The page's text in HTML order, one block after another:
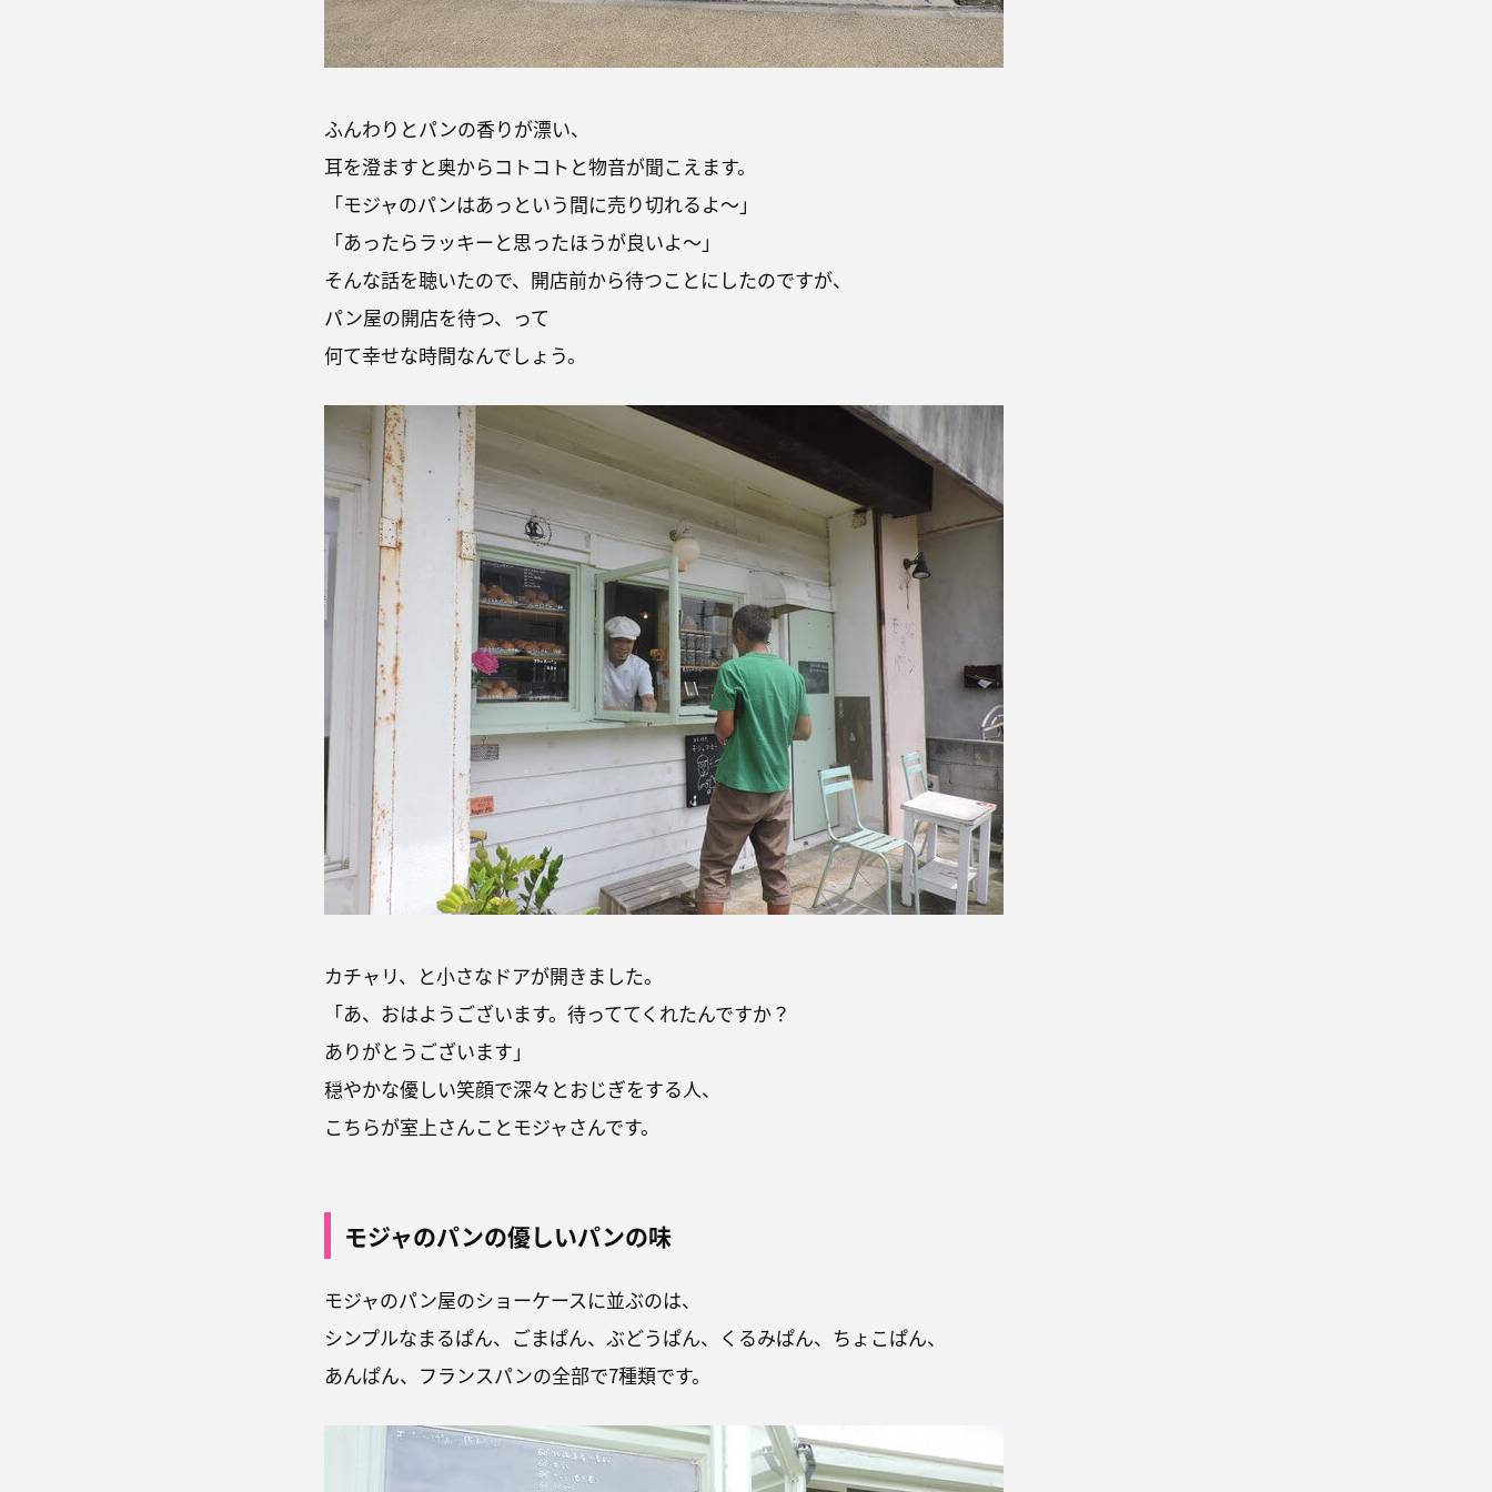
ふんわりとパンの香りが漂い、
耳を澄ますと奥からコトコトと物音が聞こえます。
「モジャのパンはあっという間に売り切れるよ～」
「あったらラッキーと思ったほうが良いよ～」
そんな話を聴いたので、開店前から待つことにしたのですが、
パン屋の開店を待つ、って
何て幸せな時間なんでしょう。
カチャリ、と小さなドアが開きました。
「あ、おはようございます。待っててくれたんですか？
ありがとうございます」
穏やかな優しい笑顔で深々とおじぎをする人、
こちらが室上さんことモジャさんです。
モジャのパンの優しいパンの味
モジャのパン屋のショーケースに並ぶのは、
シンプルなまるぱん、ごまぱん、ぶどうぱん、くるみぱん、ちょこぱん、
あんぱん、フランスパンの全部で7種類です。